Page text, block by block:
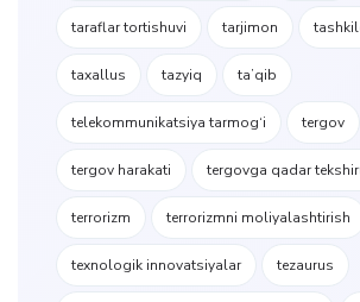
taraflar tortishuvi tarjimon
taxallus tazyiq taʼqib
telekommunikatsiya tarmog‘i tergov
tergov harakati tergovga qadar
terrorizm terrorizmni moliyalashtirish
texnologik innovatsiyalar tezaurus